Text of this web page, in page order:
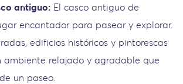
antiguo: El casco antiguo de
encantador para pasear y explorar.
edificios históricos y pintorescas
ambiente relajado y agradable que
un paseo.